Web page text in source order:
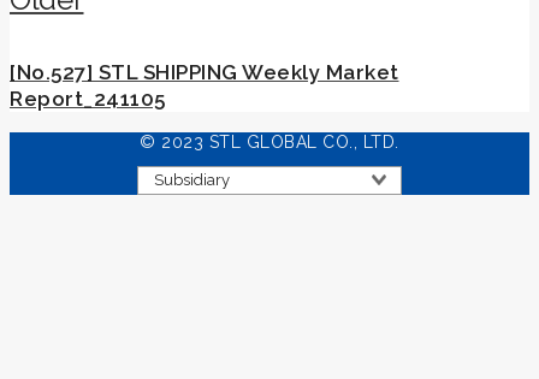
[No.527] STL SHIPPING Weekly Market
Report_241105
© 2023 STL GLOBAL CO., LTD.